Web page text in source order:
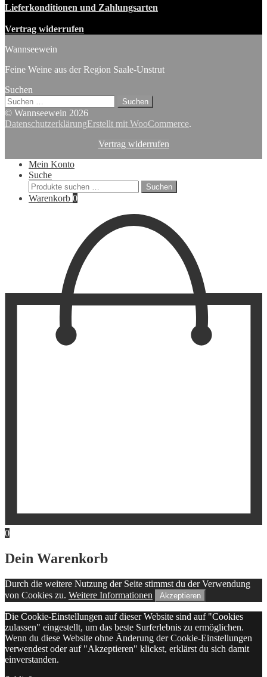
Lieferkonditionen und Zahlungsarten
Vertrag widerrufen
Wannseewein
Feine Weine aus der Region Saale-Unstrut
Suchen
Suchen
nach:
© Wannseewein 2026
DatenschutzerklärungErstellt mit WooCommerce.
Vertrag widerrufen
Mein Konto
Suche
Suchen
nach:
Suchen
Warenkorb 0
0
Dein Warenkorb
Durch die weitere Nutzung der Seite stimmst du der Verwendung
von Cookies zu. Weitere Informationen Akzeptieren
Die Cookie-Einstellungen auf dieser Website sind auf "Cookies
zulassen" eingestellt, um das beste Surferlebnis zu ermöglichen.
Wenn du diese Website ohne Änderung der Cookie-Einstellungen
verwendest oder auf "Akzeptieren" klickst, erklärst du sich damit
einverstanden.